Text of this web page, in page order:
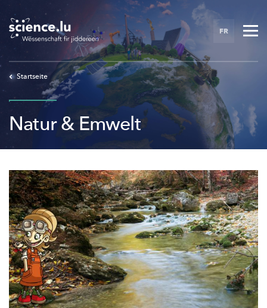
main
content
FR
Startseite
Natur & Emwelt